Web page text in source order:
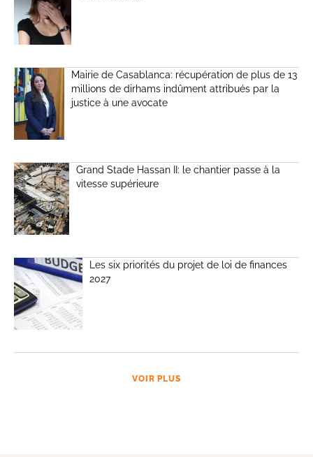
Mairie de Casablanca: récupération de plus de 13
millions de dirhams indûment attribués par la
justice à une avocate
Grand Stade Hassan II: le chantier passe à la
vitesse supérieure
Les six priorités du projet de loi de finances
2027
VOIR PLUS